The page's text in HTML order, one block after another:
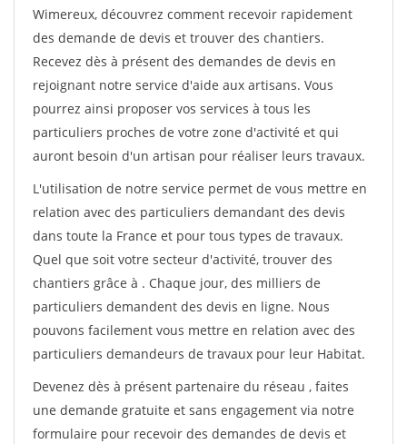
Wimereux, découvrez comment recevoir rapidement
des demande de devis et trouver des chantiers.
Recevez dès à présent des demandes de devis en
rejoignant notre service d'aide aux artisans. Vous
pourrez ainsi proposer vos services à tous les
particuliers proches de votre zone d'activité et qui
auront besoin d'un artisan pour réaliser leurs travaux.
L'utilisation de notre service permet de vous mettre en
relation avec des particuliers demandant des devis
dans toute la France et pour tous types de travaux.
Quel que soit votre secteur d'activité, trouver des
chantiers grâce à . Chaque jour, des milliers de
particuliers demandent des devis en ligne. Nous
pouvons facilement vous mettre en relation avec des
particuliers demandeurs de travaux pour leur Habitat.
Devenez dès à présent partenaire du réseau , faites
une demande gratuite et sans engagement via notre
formulaire pour recevoir des demandes de devis et